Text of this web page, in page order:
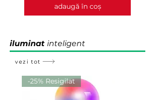
adaugă în coș
iluminat inteligent
vezi tot
-25% Resigilat